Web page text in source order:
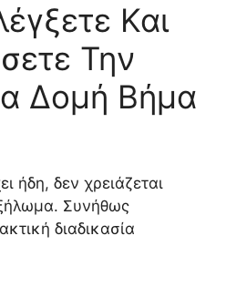
Και
Την
Δομή Βήμα
ήδη, δεν χρειάζεται
Συνήθως
διαδικασία